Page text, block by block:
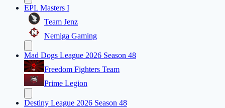
EPL Masters I
Team Jenz
Nemiga Gaming
Mad Dogs League 2026 Season 48
Freedom Fighters Team
Prime Legion
Destiny League 2026 Season 48